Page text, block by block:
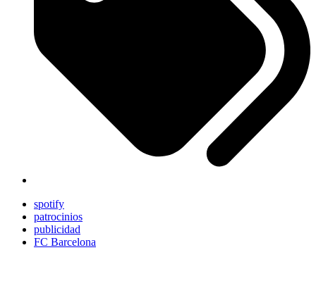
spotify
patrocinios
publicidad
FC Barcelona